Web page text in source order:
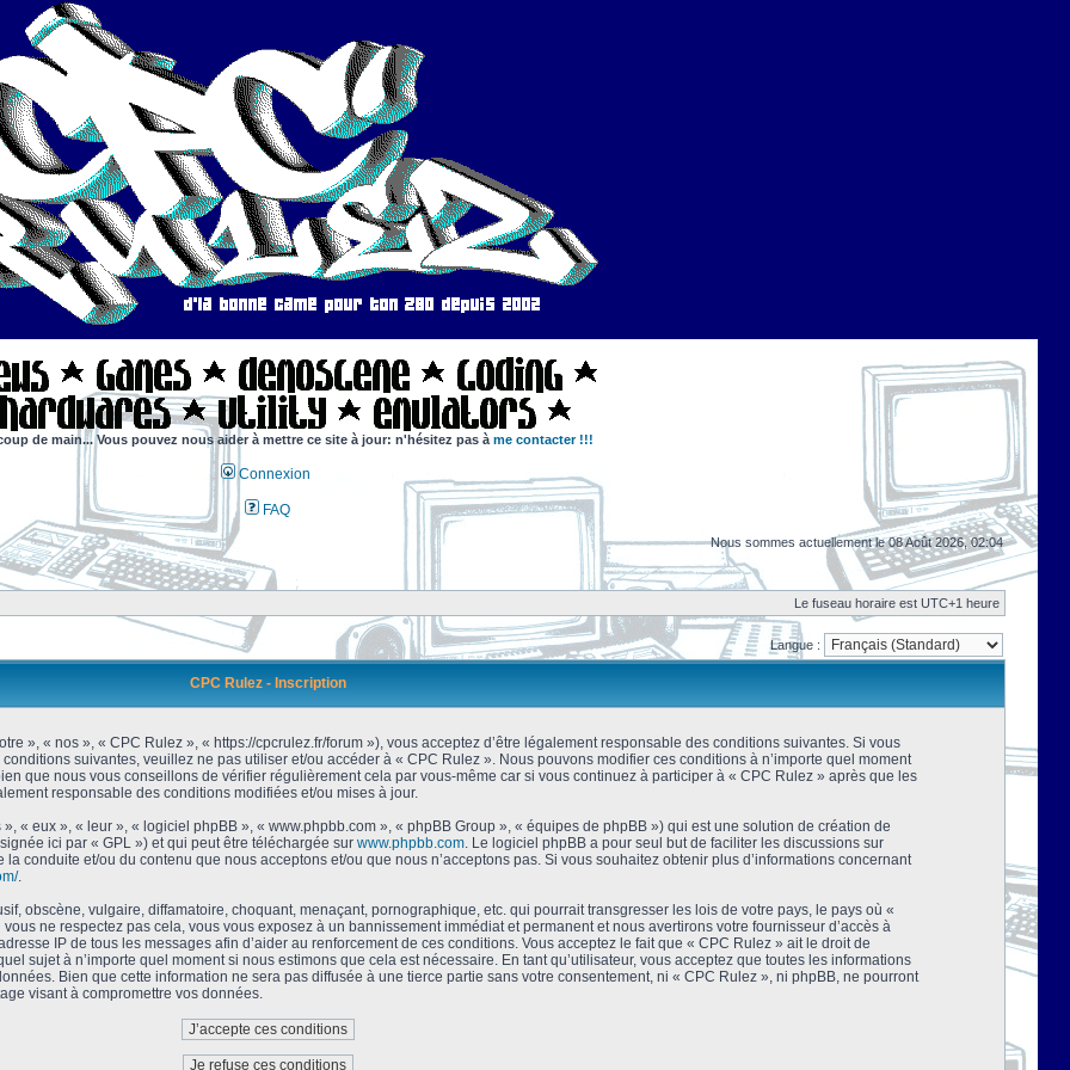
de main... Vous pouvez nous aider à mettre ce site à jour: n'hésitez pas à me contacter !!!
Connexion
FAQ
Nous sommes actuellement le 08 Août 2026, 02:04
Le fuseau horaire est UTC+1 heure
Langue :
CPC Rulez - Inscription
», « nos », « CPC Rulez », « https://cpcrulez.fr/forum »), vous acceptez d’être légalement responsable des conditions suivantes. Si vous
suivantes, veuillez ne pas utiliser et/ou accéder à « CPC Rulez ». Nous pouvons modifier ces conditions à n’importe quel moment
que nous vous conseillons de vérifier régulièrement cela par vous-même car si vous continuez à participer à « CPC Rulez » après que les
responsable des conditions modifiées et/ou mises à jour.
« eux », « leur », « logiciel phpBB », « www.phpbb.com », « phpBB Group », « équipes de phpBB ») qui est une solution de création de
ici par « GPL ») et qui peut être téléchargée sur www.phpbb.com. Le logiciel phpBB a pour seul but de faciliter les discussions sur
conduite et/ou du contenu que nous acceptons et/ou que nous n’acceptons pas. Si vous souhaitez obtenir plus d’informations concernant
.
obscène, vulgaire, diffamatoire, choquant, menaçant, pornographique, etc. qui pourrait transgresser les lois de votre pays, le pays où «
ne respectez pas cela, vous vous exposez à un bannissement immédiat et permanent et nous avertirons votre fournisseur d’accès à
IP de tous les messages afin d’aider au renforcement de ces conditions. Vous acceptez le fait que « CPC Rulez » ait le droit de
sujet à n’importe quel moment si nous estimons que cela est nécessaire. En tant qu’utilisateur, vous acceptez que toutes les informations
Bien que cette information ne sera pas diffusée à une tierce partie sans votre consentement, ni « CPC Rulez », ni phpBB, ne pourront
visant à compromettre vos données.